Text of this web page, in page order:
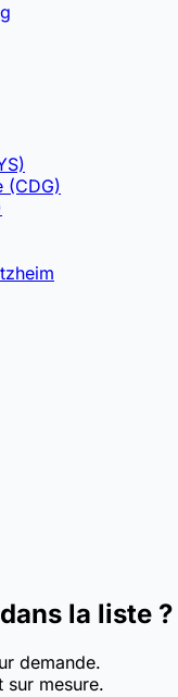
(CDG)
la liste ?
demande.
sur mesure.